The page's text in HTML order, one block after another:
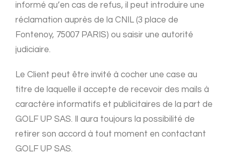
informé qu’en cas de refus, il peut introduire une
réclamation auprès de la CNIL (3 place de
Fontenoy, 75007 PARIS) ou saisir une autorité
judiciaire.
Le Client peut être invité à cocher une case au
titre de laquelle il accepte de recevoir des mails à
caractère informatifs et publicitaires de la part de
GOLF UP SAS. Il aura toujours la possibilité de
retirer son accord à tout moment en contactant
GOLF UP SAS.